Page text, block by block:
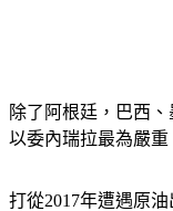
以委內瑞拉最為嚴重
度成為拉美最富國